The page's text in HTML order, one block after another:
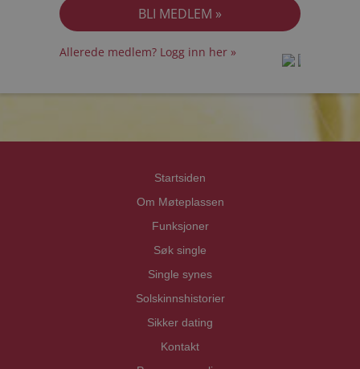
Allerede medlem? Logg inn her »
Startsiden
Om Møteplassen
Funksjoner
Søk single
Single synes
Solskinnshistorier
Sikker dating
Kontakt